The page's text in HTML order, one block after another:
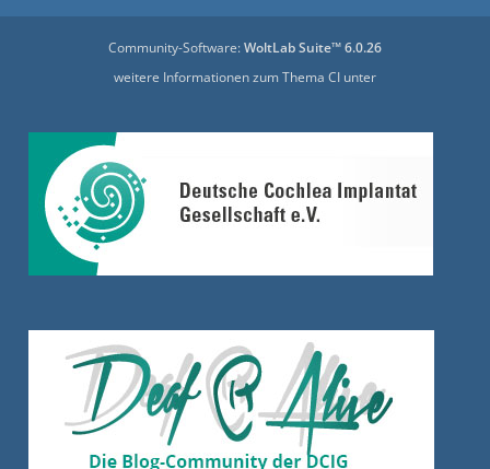
Community-Software:WoltLab Suite™ 6.0.26
weitere Informationen zum Thema CI unter